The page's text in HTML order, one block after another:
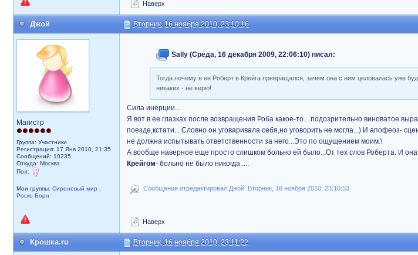
Наверх
Джой Вторник, 16 ноября 2010, 23:10:16
Магистр
Группа: Участники
Регистрация: 17 Янв 2010, 21:35
Сообщений: 10235
Откуда: Москва
Пол:
Мои группы: Сиреневый мир
Роско Борн
Sally (Среда, 16 декабря 2009, 22:06:10) писал:
Тогда почему в ее Роберт в Крейга превращался, зачем она с ним целовалась уже
никаких - не верю!
Сила инерции...
Я вот в ее глазках после возвращения Роба какое-то....подозрительно виноватое
поезде,кстати... Словно он уговаривала себя,но уговорить не могла...) И апофеоз-
не должна испытывать ответственности за него...Это по ощущением моим.\
А вообще наверное еще просто слишком больно ей было...От тех слов Роберта. И
Крейгом- больно не было никогда.....
Сообщение отредактировал Джой: Вторник, 16 ноября 2010, 23:10:53
Наверх
Крошка.ru Вторник, 16 ноября 2010, 23:11:22